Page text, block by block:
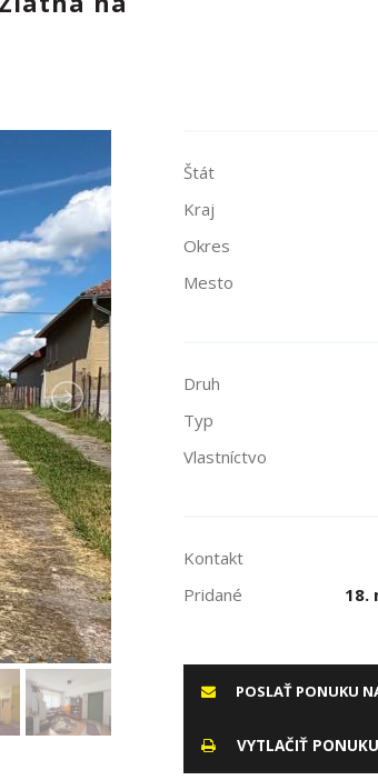
Štát
Kraj
Okres
Mesto
Druh
Typ
Vlastníctvo
Kontakt
Pridané
18.
POSLAŤ PONUKU
VYTLAČIŤ PONUKU